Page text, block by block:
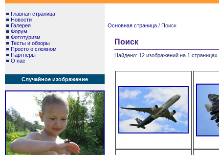
■ Главная страница
■ Новости
■ Галерея
■ Форум
■ Фототуризм
■ Тесты и обзоры
■ Просто о сложном
■ Партнеры
■ О нас
Случайное изображение
Основная страница / Поиск
Поиск
Найдено: 12 изображений на 1